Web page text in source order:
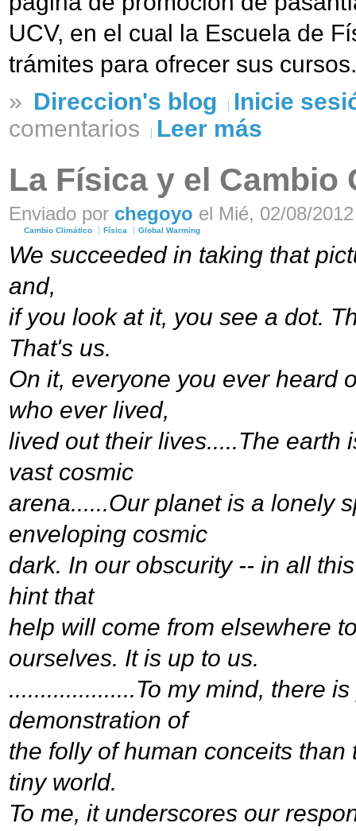
UCV, en el cual la Escuela de
trámites para ofrecer sus cursos.
» Direccion's blog
Inicie
comentarios
Leer más
La Física y el Cambio
Enviado por chegoyo el Mié, 02/08/
Cambio Climático Física Global Warming
We succeeded in taking that
and,
if you look at it, you see a dot.
That's us.
On it, everyone you ever heard
who ever lived,
lived out their lives.....The earth
vast cosmic
arena......Our planet is a lonely
enveloping cosmic
dark. In our obscurity -- in all
hint that
help will come from elsewhere
ourselves. It is up to us.
....................To my mind, there
demonstration of
the folly of human conceits
tiny world.
To me, it underscores our